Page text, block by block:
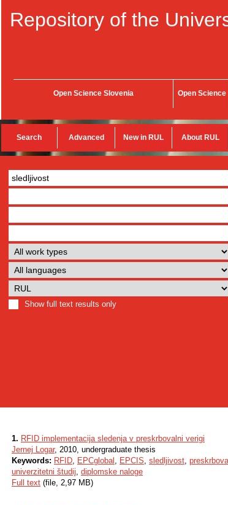
Repository of the
Open Science Slovenia Open Science
Search Advanced New in RUL About RUL
Show full text results only
1. RFID implementacija sledenja v preskrbovalni verigi
Jernej Logar, 2010, undergraduate thesis
Keywords: RFID, EPCglobal , EPCIS, sledljivost,
univerzitetni študij, diplomske naloge
Full text (file, 2,97 MB)